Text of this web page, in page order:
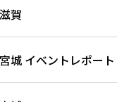
賀
城 イベントレポート